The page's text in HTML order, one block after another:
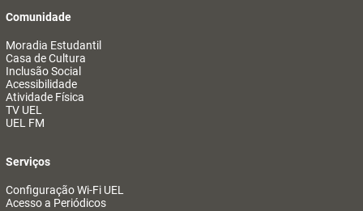
Comunidade
Moradia Estudantil
Casa de Cultura
Inclusão Social
Acessibilidade
Atividade Física
TV UEL
UEL FM
Serviços
Configuração Wi-Fi UEL
Acesso a Periódicos